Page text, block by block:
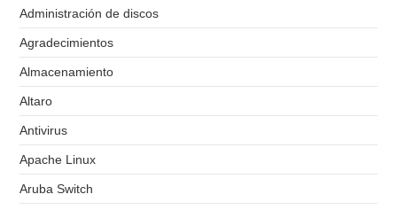
Administración de discos
Agradecimientos
Almacenamiento
Altaro
Antivirus
Apache Linux
Aruba Switch